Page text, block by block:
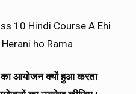
10 Hindi Course A Ehi
ho Rama
आयोजन क्यों हुआ करता